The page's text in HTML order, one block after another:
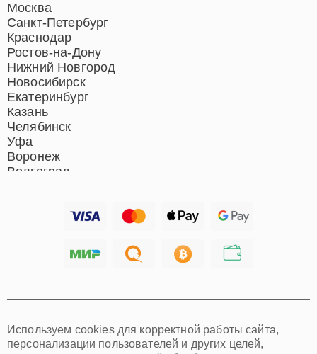
Москва
Санкт-Петербург
Краснодар
Ростов-на-Дону
Нижний Новгород
Новосибирск
Екатеринбург
Казань
Челябинск
Уфа
Воронеж
Волгоград
Хабаровск
Омск
Красноярск
Используем cookies для корректной работы сайта,
персонализации пользователей и других целей,